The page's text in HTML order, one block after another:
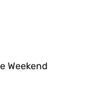
Weekend